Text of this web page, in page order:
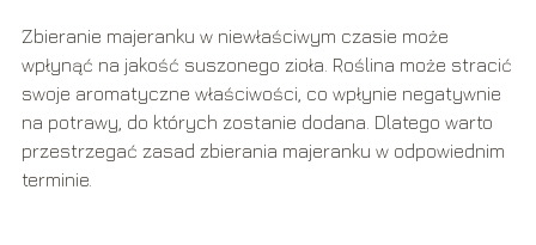
Zbieranie majeranku w niewłaściwym czasie może
wpłynąć na jakość suszonego zioła. Roślina może stracić
swoje aromatyczne właściwości, co wpłynie negatywnie
na potrawy, do których zostanie dodana. Dlatego warto
przestrzegać zasad zbierania majeranku w odpowiednim
terminie.